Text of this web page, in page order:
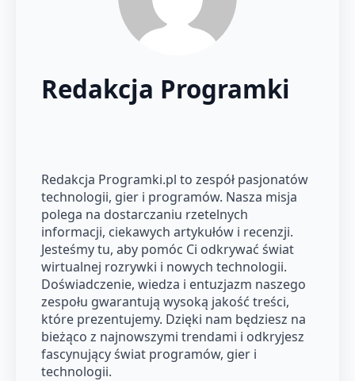
Redakcja Programki
Redakcja Programki.pl to zespół pasjonatów
technologii, gier i programów. Nasza misja
polega na dostarczaniu rzetelnych
informacji, ciekawych artykułów i recenzji.
Jesteśmy tu, aby pomóc Ci odkrywać świat
wirtualnej rozrywki i nowych technologii.
Doświadczenie, wiedza i entuzjazm naszego
zespołu gwarantują wysoką jakość treści,
które prezentujemy. Dzięki nam będziesz na
bieżąco z najnowszymi trendami i odkryjesz
fascynujący świat programów, gier i
technologii.